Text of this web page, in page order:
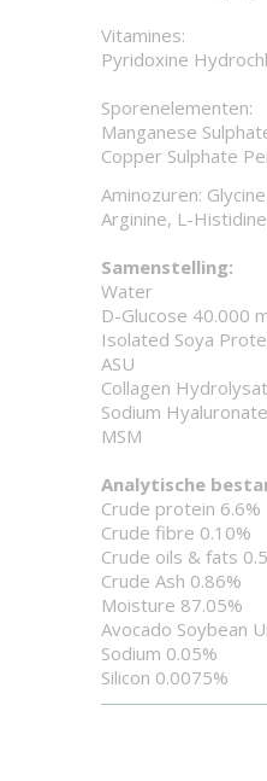
Vitamines:
Pyridoxine
Sporenelementen:
Manganese
Copper Sulphate
Aminozuren:
Arginine, L-
Samenstelling:
Water
D-Glucose 40.000
Isolated Soya
ASU
Collagen
Sodium
MSM
Analytische
Crude protein 6.6%
Crude fibre 0.10%
Crude oils & fats
Crude Ash 0.86%
Moisture 87.05%
Avocado Soybean
Sodium 0.05%
Silicon 0.0075%